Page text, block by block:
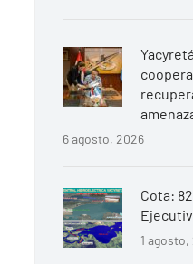
6 agosto, 2026
Cota:
1